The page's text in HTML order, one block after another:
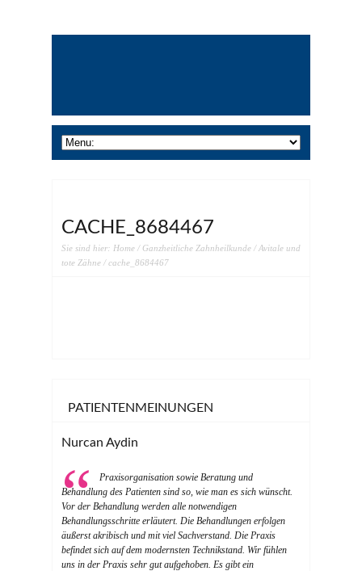
CACHE_8684467
Sie sind hier: Home / Ganzheitliche Zahnheilkunde /Avitale und
tote Zähne / cache_8684467
PATIENTENMEINUNGEN
Nurcan Aydin
Praxisorganisation sowie Beratung und
Behandlung des Patienten sind so, wie man es sich wünscht.
Vor der Behandlung werden alle notwendigen
Behandlungsschritte erläutert. Die Behandlungen erfolgen
äußerst akribisch und mit viel Sachverstand. Die Praxis
befindet sich auf dem modernsten Technikstand. Wir fühlen
uns in der Praxis sehr gut aufgehoben. Es gibt ein